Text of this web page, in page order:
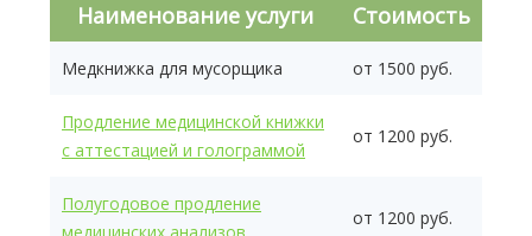
Наименование услуги Стоимость
Медкнижка для мусорщика от 1500 руб.
Продление медицинской книжки
с аттестацией и голограммой
от 1200 руб.
Полугодовое продление
от 1200 руб.